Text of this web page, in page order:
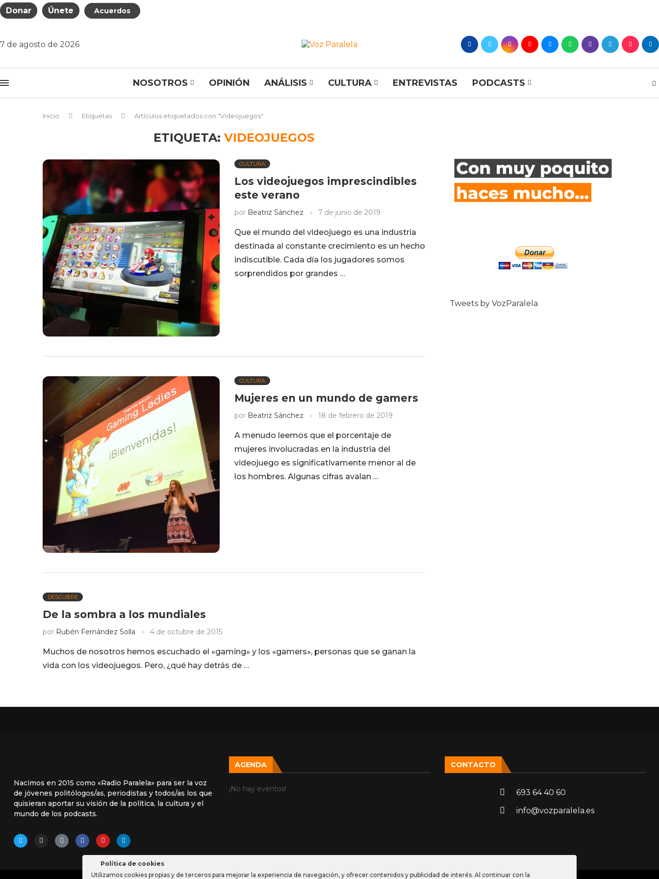
Donar Únete Acuerdos
7 de agosto de 2026
NOSOTROS OPINIÓN ANÁLISIS CULTURA ENTREVISTAS PODCASTS
Inicio Etiquetas Artículos etiquetados con "Videojuegos"
ETIQUETA: VIDEOJUEGOS
CULTURA
Los videojuegos imprescindibles
este verano
por Beatriz Sánchez 7 de junio de 2019
Que el mundo del videojuego es una industria
destinada al constante crecimiento es un hecho
indiscutible. Cada día los jugadores somos
sorprendidos por grandes …
CULTURA
Mujeres en un mundo de gamers
por Beatriz Sánchez 18 de febrero de 2019
A menudo leemos que el porcentaje de
mujeres involucradas en la industria del
videojuego es significativamente menor al de
los hombres. Algunas cifras avalan …
DESCUBRE
De la sombra a los mundiales
por Rubén Fernández Solla 4 de octubre de 2015
Muchos de nosotros hemos escuchado el «gaming» y los «gamers», personas que se ganan la
vida con los videojuegos. Pero, ¿qué hay detrás de …
Tweets by VozParalela
Nacimos en 2015 como «Radio Paralela» para ser la voz
de jóvenes politólogos/as, periodistas y todos/as los que
quisieran aportar su visión de la política, la cultura y el
mundo de los podcasts.
AGENDA
¡No hay eventos!
CONTACTO
693 64 40 60
info@vozparalela.es
Política de cookies
Utilizamos cookies propias y de terceros para mejorar la experiencia de navegación, y ofrecer contenidos y publicidad de interés. Al continuar con la